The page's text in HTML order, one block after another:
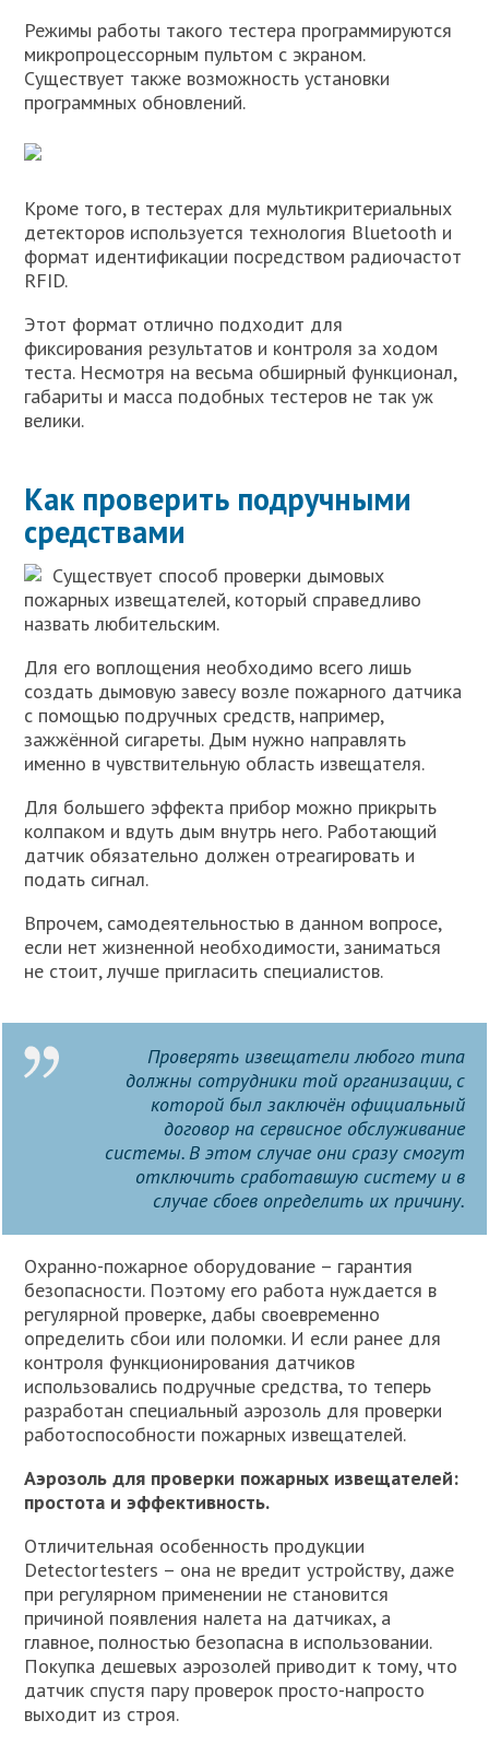
Режимы работы такого тестера программируются
микропроцессорным пультом с экраном.
Существует также возможность установки
программных обновлений.
Кроме того, в тестерах для мультикритериальных
детекторов используется технология Bluetooth и
формат идентификации посредством радиочастот
RFID.
Этот формат отлично подходит для
фиксирования результатов и контроля за ходом
теста. Несмотря на весьма обширный функционал,
габариты и масса подобных тестеров не так уж
велики.
Как проверить подручными
средствами
Существует способ проверки дымовых
пожарных извещателей, который справедливо
назвать любительским.
Для его воплощения необходимо всего лишь
создать дымовую завесу возле пожарного датчика
с помощью подручных средств, например,
зажжённой сигареты. Дым нужно направлять
именно в чувствительную область извещателя.
Для большего эффекта прибор можно прикрыть
колпаком и вдуть дым внутрь него. Работающий
датчик обязательно должен отреагировать и
подать сигнал.
Впрочем, самодеятельностью в данном вопросе,
если нет жизненной необходимости, заниматься
не стоит, лучше пригласить специалистов.
Проверять извещатели любого типа
должны сотрудники той организации, с
которой был заключён официальный
договор на сервисное обслуживание
системы. В этом случае они сразу смогут
отключить сработавшую систему и в
случае сбоев определить их причину.
Охранно-пожарное оборудование – гарантия
безопасности. Поэтому его работа нуждается в
регулярной проверке, дабы своевременно
определить сбои или поломки. И если ранее для
контроля функционирования датчиков
использовались подручные средства, то теперь
разработан специальный аэрозоль для проверки
работоспособности пожарных извещателей.
Аэрозоль для проверки пожарных извещателей:
простота и эффективность.
Отличительная особенность продукции
Detectortesters – она не вредит устройству, даже
при регулярном применении не становится
причиной появления налета на датчиках, а
главное, полностью безопасна в использовании.
Покупка дешевых аэрозолей приводит к тому, что
датчик спустя пару проверок просто-напросто
выходит из строя.